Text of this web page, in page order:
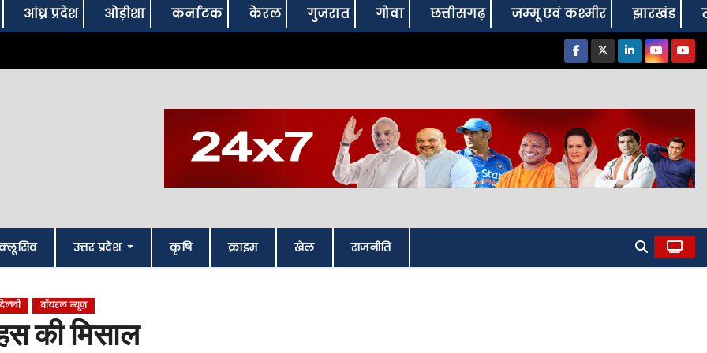
आंध्र प्रदेश ओड़ीशा कर्नाटक केरल गुजरात गोवा छत्तीसगढ़ जम्‍मू एवं कश्‍मीर झारखंड
उत्तर प्रदेश कृषि क्राइम खेल राजनीति
वॉयरल न्यूज़
की मिसाल